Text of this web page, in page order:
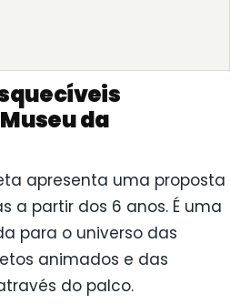
da
apresenta uma proposta
a partir dos 6 anos. É uma
para o universo das
animados e das
do palco.